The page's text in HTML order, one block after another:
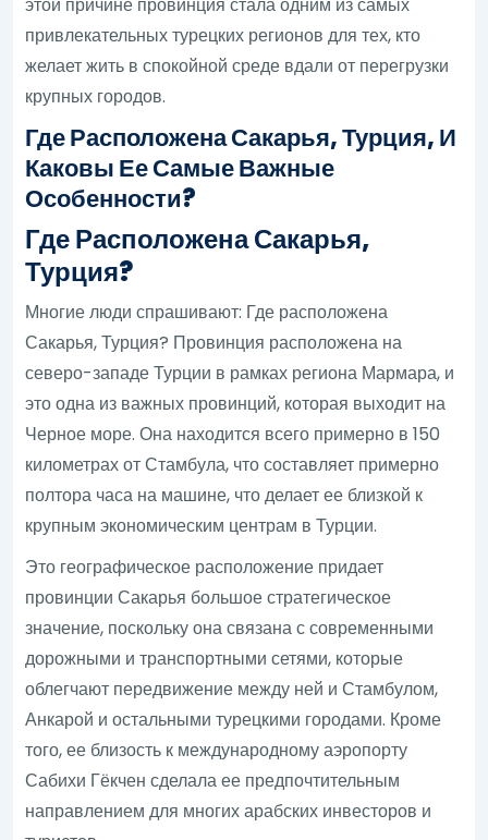
привлекательных турецких регионов для тех, кто
желает жить в спокойной среде вдали от перегрузки
крупных городов.
Где Расположена Сакарья, Турция, И
Каковы Ее Самые Важные
Особенности?
Где Расположена Сакарья,
Турция?
Многие люди спрашивают: Где расположена
Сакарья, Турция? Провинция расположена на
северо-западе Турции в рамках региона Мармара, и
это одна из важных провинций, которая выходит на
Черное море. Она находится всего примерно в 150
километрах от Стамбула, что составляет примерно
полтора часа на машине, что делает ее близкой к
крупным экономическим центрам в Турции.
Это географическое расположение придает
провинции Сакарья большое стратегическое
значение, поскольку она связана с современными
дорожными и транспортными сетями, которые
облегчают передвижение между ней и Стамбулом,
Анкарой и остальными турецкими городами. Кроме
того, ее близость к международному аэропорту
Сабихи Гёкчен сделала ее предпочтительным
направлением для многих арабских инвесторов и